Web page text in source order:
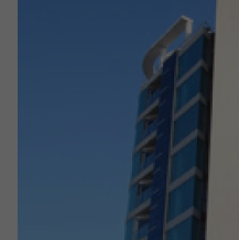
Escapadinhas
Promoções